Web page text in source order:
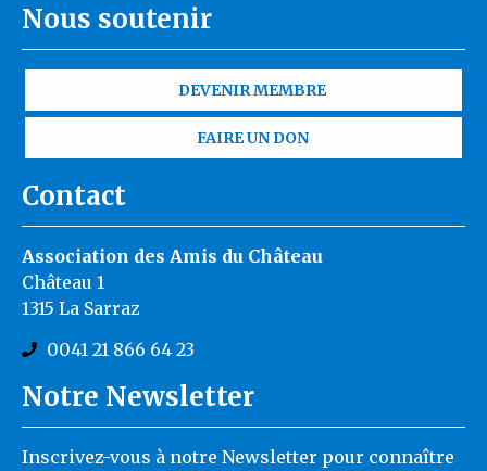
Nous soutenir
DEVENIR MEMBRE
FAIRE UN DON
Contact
Association des Amis du Château
Château 1
1315 La Sarraz
0041 21 866 64 23
Notre Newsletter
Inscrivez-vous à notre Newsletter pour connaître